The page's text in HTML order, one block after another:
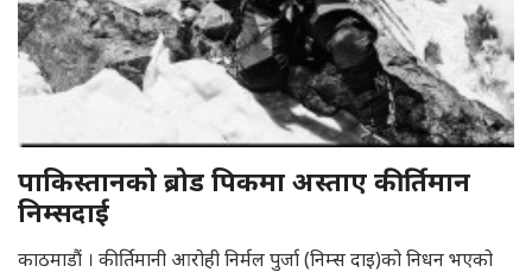
पाकिस्तानको ब्रोड पिकमा अस्ताए कीर्तिमान
निम्सदाई
काठमाडौं । कीर्तिमानी आरोही निर्मल पुर्जा (निम्स दाइ)को निधन भएको